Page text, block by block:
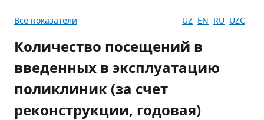
Все показатели UZ EN RU UZC
Количество посещений в
введенных в эксплуатацию
поликлиник (за счет
реконструкции, годовая)